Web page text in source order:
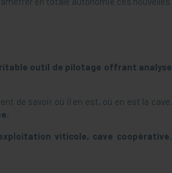
outil de pilotage offrant analyse
de savoir où il en est, où en est la cave.
viticole, cave coopérative